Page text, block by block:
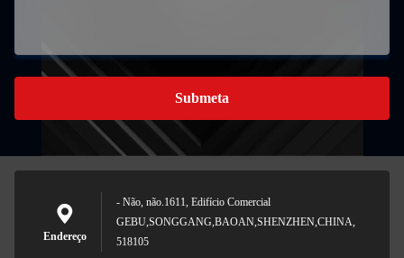
Submeta
Endereço
- Não, não.1611, Edifício Comercial
GEBU,SONGGANG,BAOAN,SHENZHEN,CHINA,
518105